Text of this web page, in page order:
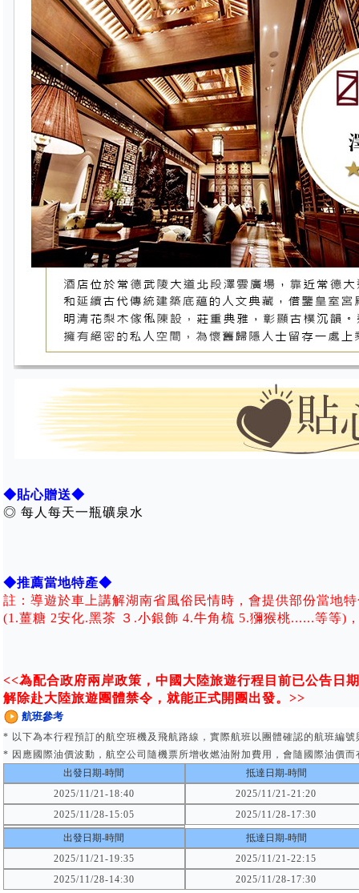
◆貼心贈送◆
◎ 每人每天一瓶礦泉水
◆推薦當地特產◆
註：導遊於車上講解湖南省風俗民情時，會提供部份當地
(1.薑糖 2安化.黑茶 ３.小銀飾 4.牛角梳 5.獼猴桃......等等)
<<為配合政府兩岸政策，中國大陸旅遊行程目前已公告日
解除赴大陸旅遊團體禁令，就能正式開團出發。>>
航班參考
* 以下為本行程預訂的航空班機及飛航路線，實際航班以團體確認的航班編號
* 因應國際油價波動，航空公司隨機票所增收燃油附加費用，會隨國際油價而
出發日期-時間
抵達日期-時間
2025/11/21-18:40
2025/11/21-21:20
2025/11/28-15:05
2025/11/28-17:30
出發日期-時間
抵達日期-時間
2025/11/21-19:35
2025/11/21-22:15
2025/11/28-14:30
2025/11/28-17:30